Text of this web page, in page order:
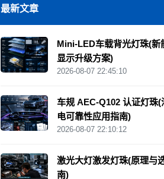
最新文章
Mini‑LED车载背光灯珠(新
显示升级方案)
2026-08-07 22:45:10
车规 AEC‑Q102 认证灯珠(
电可靠性应用指南)
2026-08-07 22:10:12
激光大灯激发灯珠(原理与
南)